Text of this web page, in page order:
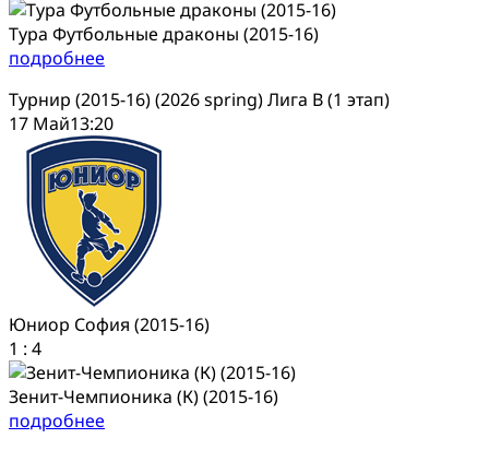
Тура Футбольные драконы (2015-16)
подробнее
Турнир (2015-16) (2026 spring) Лига В (1 этап)
17 Май13:20
Юниор София (2015-16)
1 : 4
Зенит-Чемпионика (К) (2015-16)
подробнее